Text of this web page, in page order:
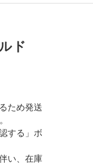
ッチ
ンレス
Pearl
パール
ルマリン
ド
ため発送
する」ボ
い、在庫